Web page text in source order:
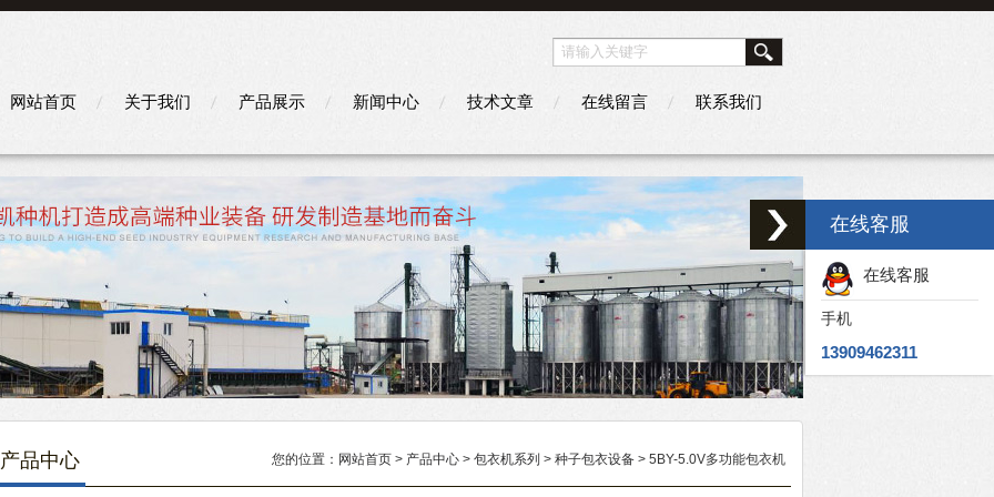
网站首页 关于我们 产品展示 新闻中心 技术文章 在线留言 联系我们
产品中心 您的位置： 网站首页 > 产品中心 > 包衣机系列 > 种子包衣设备 > 5BY-5.0V多功能包衣机
在线客服
在线客服
手机
13909462311